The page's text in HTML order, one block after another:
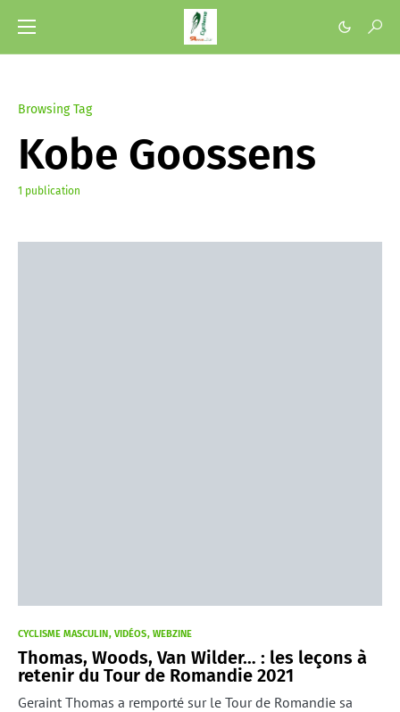
Browsing Tag
Kobe Goossens
1 publication
CYCLISME MASCULIN VIDÉOS WEBZINE
Thomas, Woods, Van Wilder… : les leçons à
retenir du Tour de Romandie 2021
Geraint Thomas a remporté sur le Tour de Romandie sa